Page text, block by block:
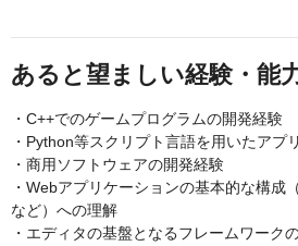
あると望ましい経験・能
・C++でのゲームプログラムの開発経験
・Python等スクリプト言語を用いたアプ
・商用ソフトウェアの開発経験
・Webアプリケーションの基本的な構成
など）への理解
・エディタの基盤となるフレームワーク